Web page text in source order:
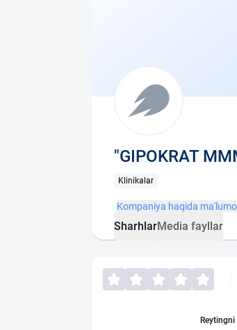
"GIPOKRAT
Klinikalar
Kompaniya haqida
SharhlarMedia fayllar